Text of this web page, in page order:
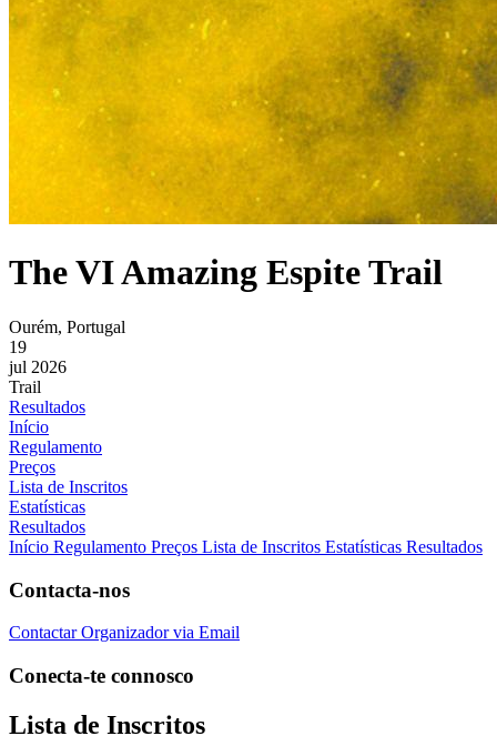
The VI Amazing Espite Trail
Ourém, Portugal
19
jul 2026
Trail
Resultados
Início
Regulamento
Preços
Lista de Inscritos
Estatísticas
Resultados
Início Regulamento Preços Lista de Inscritos Estatísticas Resultados
Contacta-nos
Contactar Organizador via Email
Conecta-te connosco
Lista de Inscritos